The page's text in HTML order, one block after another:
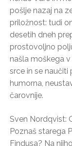
pošlje nazaj na
priložnost: tudi
desetih dneh
prostovoljno
našla moškega
srce in se naučiti
humorna,
čarovnije.
Sven Nordqvist:
Poznaš starega
Findusa? Na